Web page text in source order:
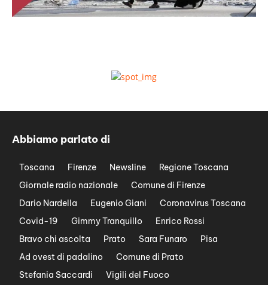
Abbiamo parlato di
Toscana Firenze Newsline
Regione Toscana
Giornale radio nazionale
Comune di Firenze
Dario Nardella
Eugenio Giani
Coronavirus Toscana
Covid-19
Gimmy Tranquillo
Enrico Rossi
Bravo chi ascolta
Prato Sara Funaro
Pisa
Ad ovest di padalino
Comune di Prato
Stefania Saccardi
Vigili del Fuoco